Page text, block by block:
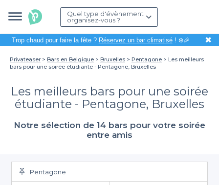
Quel type d'évènement
organisez-vous ?
Trop chaud pour faire la fête ? Réservez un bar climatisé! ❄️🎉 ✖
Privateaser Bars en Belgique Bruxelles Pentagone
Les meilleurs
bars pour une soirée étudiante - Pentagone, Bruxelles
Les meilleurs bars pour une soirée
étudiante - Pentagone, Bruxelles
Notre sélection de 14 bars pour votre soirée
entre amis
Pentagone